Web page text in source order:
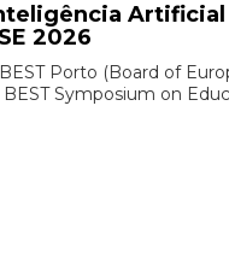
Artificial
2026
Porto (Board of
Symposium on